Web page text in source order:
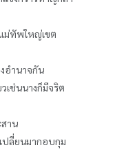
ม่ทัพใหญ่เขต
อำนาจกัน
วเช่นนางก็มีจริต
สาน
ปลี่ยนมากอบกุม